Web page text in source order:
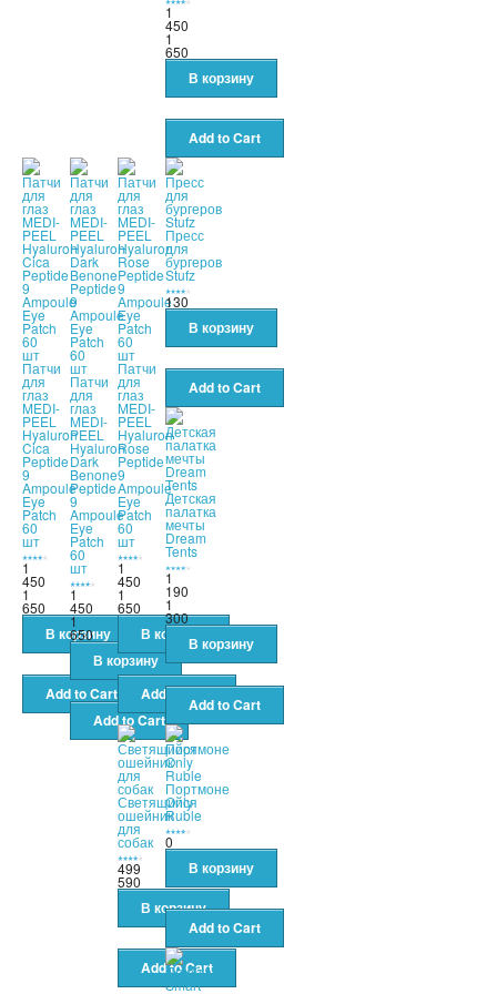
1
450
1
650
Патчи
для
глаз
MEDI-
PEEL
Hyaluron
Cica
Peptide
9
Ampoule
Eye
Patch
60
шт
1
450
1
650
Патчи
для
глаз
MEDI-
PEEL
Hyaluron
Dark
Benone
Peptide
9
Ampoule
Eye
Patch
60
шт
1
450
1
650
Патчи
для
глаз
MEDI-
PEEL
Hyaluron
Rose
Peptide
9
Ampoule
Eye
Patch
60
шт
1
450
1
650
Пресс
для
бургеров
Stufz
130
Детская
палатка
мечты
Dream
Tents
1
190
1
300
Светящийся
ошейник
для
собак
499
590
Портмоне
Only
Ruble
0